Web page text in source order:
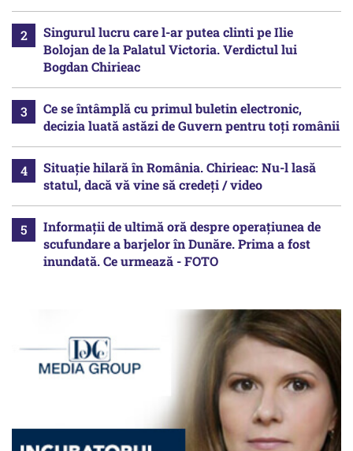
Singurul lucru care l-ar putea clinti pe Ilie
Bolojan de la Palatul Victoria. Verdictul lui
Bogdan Chirieac
Ce se întâmplă cu primul buletin electronic,
decizia luată astăzi de Guvern pentru toți românii
Situație hilară în România. Chirieac: Nu-l lasă
statul, dacă vă vine să credeți / video
Informații de ultimă oră despre operațiunea de
scufundare a barjelor în Dunăre. Prima a fost
inundată. Ce urmează - FOTO